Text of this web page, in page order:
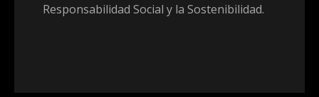
Responsabilidad Social y la Sostenibilidad.